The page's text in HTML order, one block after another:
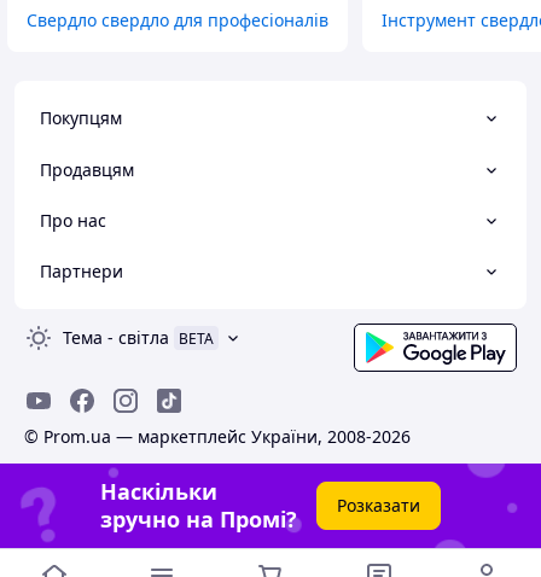
Свердло свердло для професіоналів Інструмент
Покупцям
Продавцям
Про нас
Партнери
Тема - світла BETA
© Prom.ua — маркетплейс України, 2008-2026
Наскільки
зручно на Промі?
Розказати